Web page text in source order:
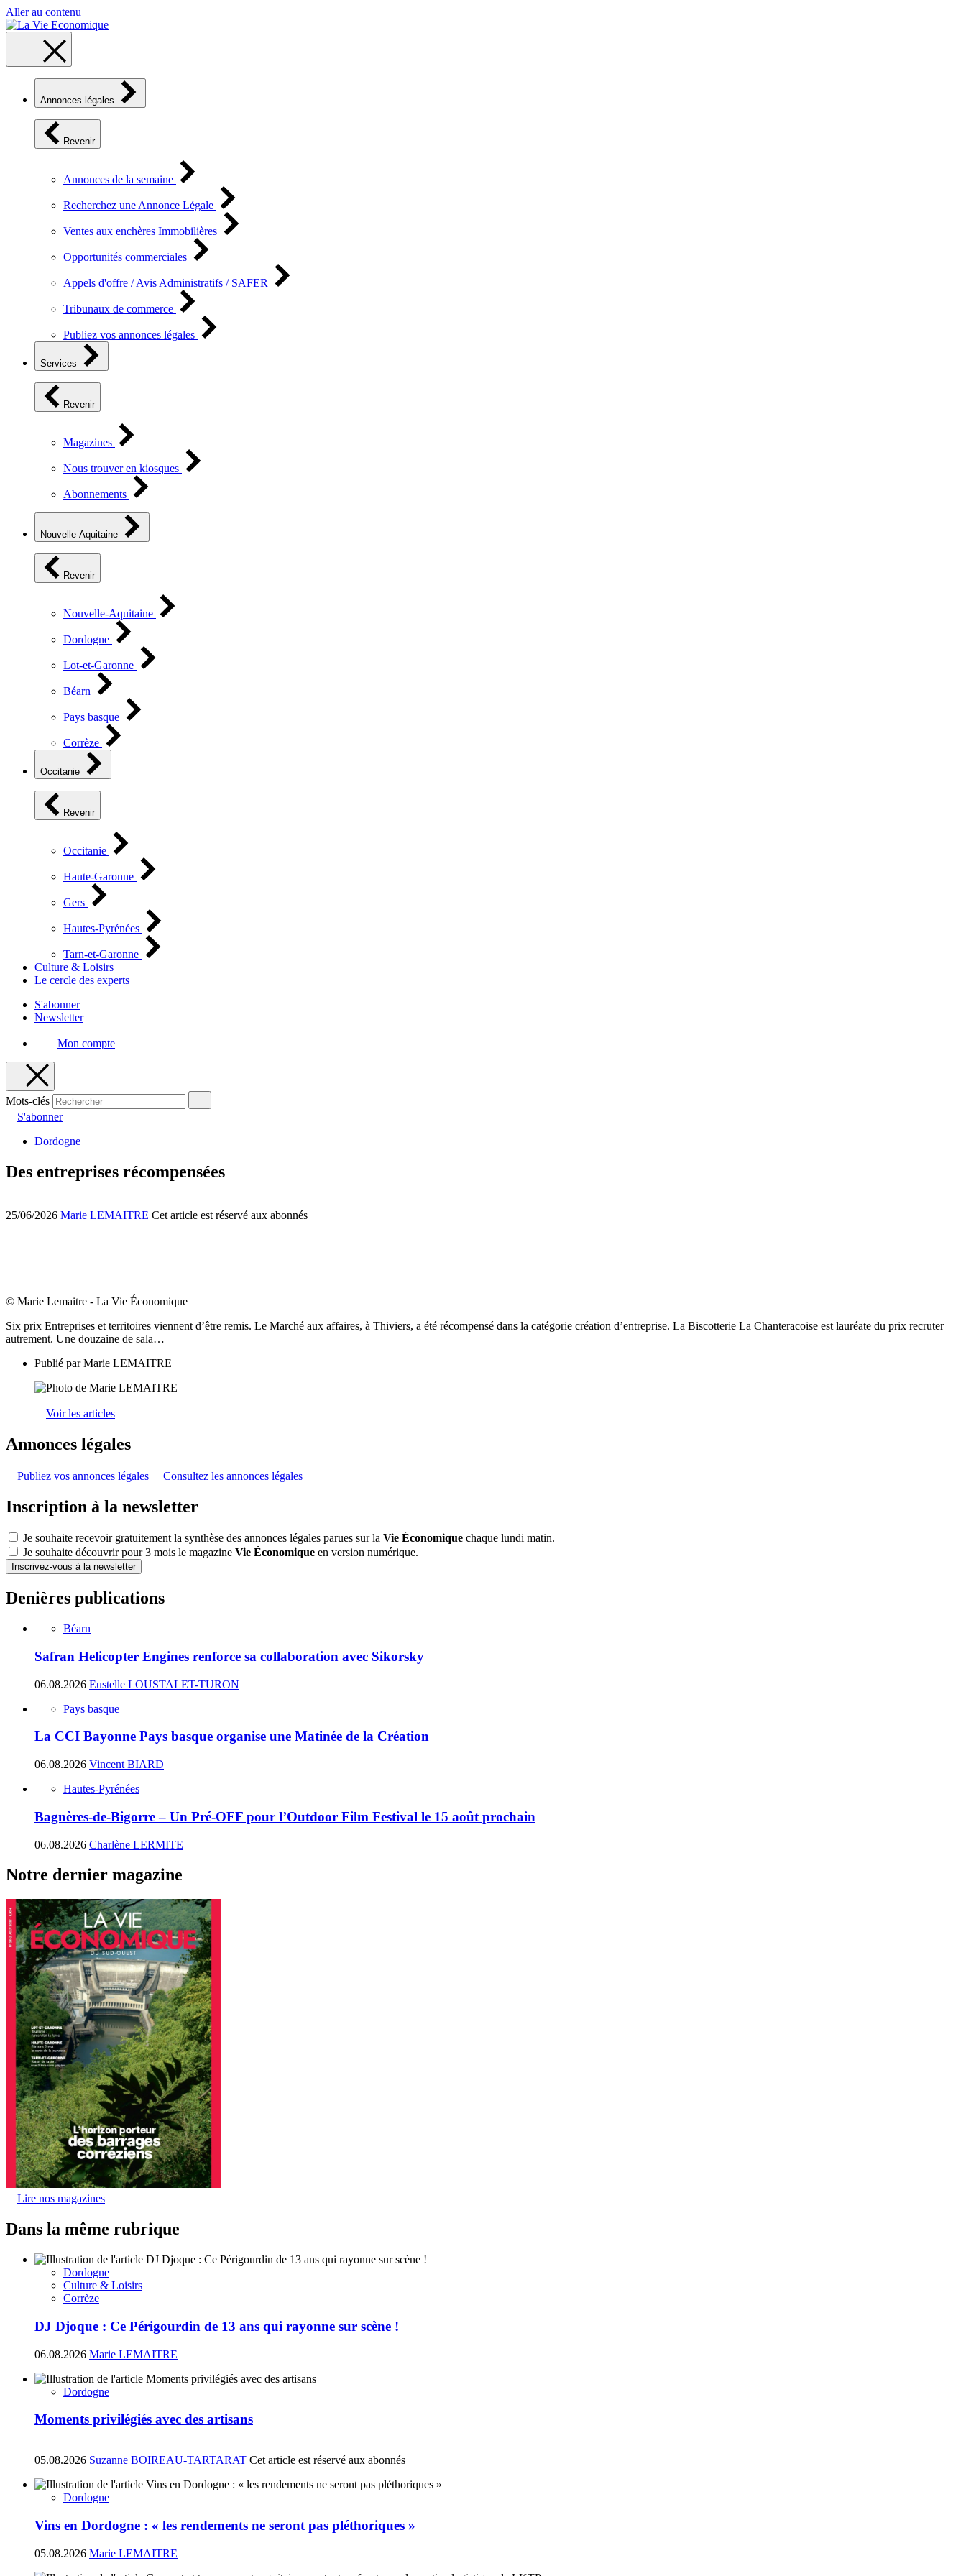
Aller au contenu
Annonces légales
Revenir
Annonces de la semaine
Recherchez une Annonce Légale
Ventes aux enchères Immobilières
Opportunités commerciales
Appels d'offre / Avis Administratifs / SAFER
Tribunaux de commerce
Publiez vos annonces légales
Services
Revenir
Magazines
Nous trouver en kiosques
Abonnements
Nouvelle-Aquitaine
Revenir
Nouvelle-Aquitaine
Dordogne
Lot-et-Garonne
Béarn
Pays basque
Corrèze
Occitanie
Revenir
Occitanie
Haute-Garonne
Gers
Hautes-Pyrénées
Tarn-et-Garonne
Culture & Loisirs
Le cercle des experts
S'abonner
Newsletter
Mon compte
Mots-clés
S'abonner
Dordogne
Des entreprises récompensées
25/06/2026 Marie LEMAITRE Cet article est réservé aux abonnés
© Marie Lemaitre - La Vie Économique
Six prix Entreprises et territoires viennent d’être remis. Le Marché aux affaires, à Thiviers, a été récompensé dans la catégorie création d’entreprise. La Biscotterie La Chanteracoise est lauréate du prix recruter
autrement. Une douzaine de sala…
Publié parMarie LEMAITRE
Voir les articles
Annonces légales
Publiez vos annonces légales Consultez les annonces légales
Inscription à la newsletter
Je souhaite recevoir gratuitement la synthèse des annonces légales parues sur la Vie Économique chaque lundi matin.
Je souhaite découvrir pour 3 mois le magazine Vie Économique en version numérique.
Inscrivez-vous à la newsletter
Denières publications
Béarn
Safran Helicopter Engines renforce sa collaboration avec Sikorsky
06.08.2026 Eustelle LOUSTALET-TURON
Pays basque
La CCI Bayonne Pays basque organise une Matinée de la Création
06.08.2026 Vincent BIARD
Hautes-Pyrénées
Bagnères-de-Bigorre – Un Pré-OFF pour l’Outdoor Film Festival le 15 août prochain
06.08.2026 Charlène LERMITE
Notre dernier magazine
Lire nos magazines
Dans la même rubrique
Dordogne
Culture & Loisirs
Corrèze
DJ Djoque : Ce Périgourdin de 13 ans qui rayonne sur scène !
06.08.2026 Marie LEMAITRE
Dordogne
Moments privilégiés avec des artisans
05.08.2026 Suzanne BOIREAU-TARTARAT Cet article est réservé aux abonnés
Dordogne
Vins en Dordogne : « les rendements ne seront pas pléthoriques »
05.08.2026 Marie LEMAITRE